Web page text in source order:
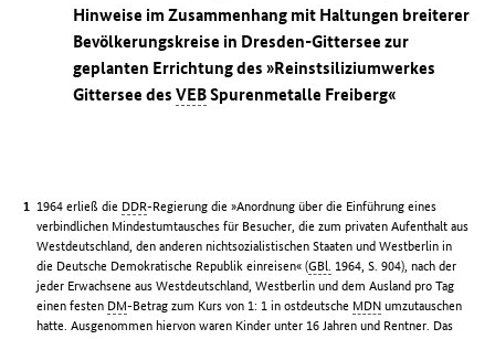
Hinweise im Zusammenhang mit Haltungen breiterer
Bevölkerungskreise in Dresden-Gittersee zur
geplanten Errichtung des »Reinstsiliziumwerkes
Gittersee desVEBSpurenmetalle Freiberg«
1964 erließ die DDR-Regierung die »Anordnung über die Einführung eines
verbindlichen Mindestumtausches für Besucher, die zum privaten Aufenthalt aus
Westdeutschland, den anderen nichtsozialistischen Staaten und Westberlin in
die Deutsche Demokratische Republik einreisen« (GBl. 1964, S. 904), nach der
jeder Erwachsene aus Westdeutschland, Westberlin und dem Ausland pro Tag
einen festen DM-Betrag zum Kurs von 1: 1 in ostdeutsche MDN umzutauschen
hatte. Ausgenommen hiervon waren Kinder unter 16 Jahren und Rentner. Das